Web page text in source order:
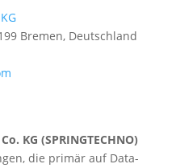
Bremen, Deutschland
KG (SPRINGTECHNO)
die primär auf Data-